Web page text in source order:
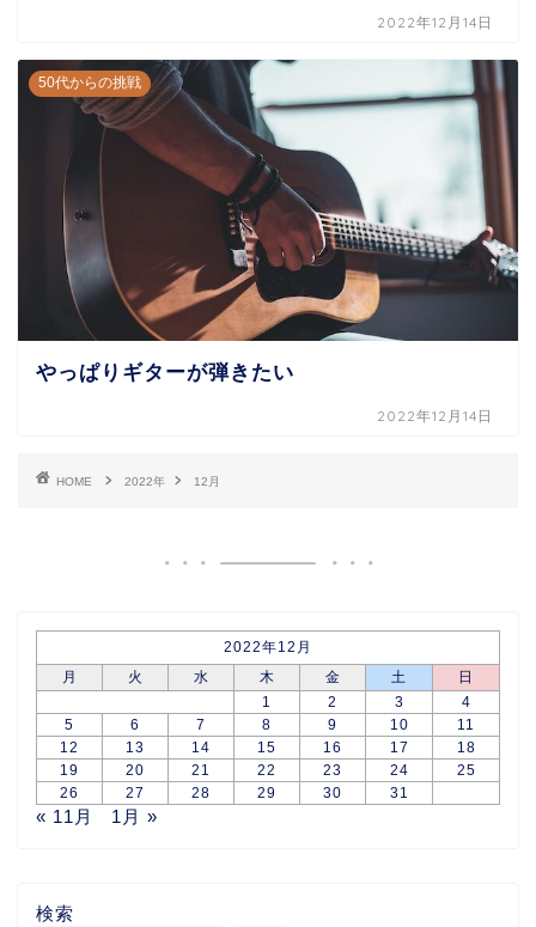
2022年12月14日
50代からの挑戦
やっぱりギターが弾きたい
2022年12月14日
HOME 2022年 12月
2022年12月
月
火 水 木 金 土
日
1
2 3
4
5
6 7 8 9 10
11
12
13 14 15 16 17
18
19
20 21 22 23 24
25
26
27 28 29 30 31
« 11月 1月 »
検索